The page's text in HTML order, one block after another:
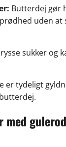
Butterdej gør
uden at
sukker og
er tydeligt
med